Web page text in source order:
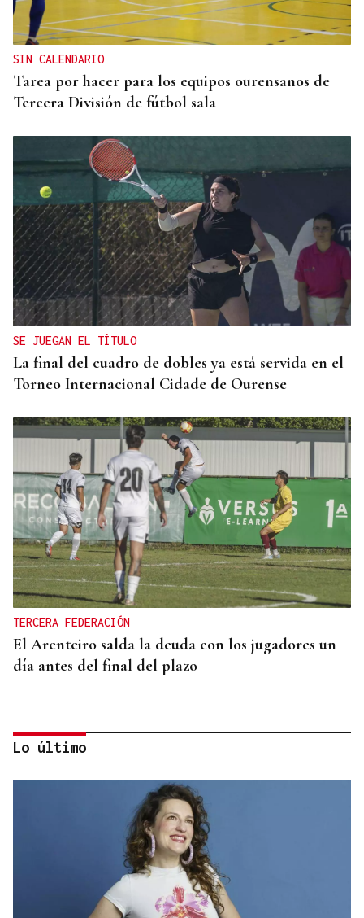
SIN CALENDARIO
Tarea por hacer para los equipos ourensanos de
Tercera División de fútbol sala
SE JUEGAN EL TÍTULO
La final del cuadro de dobles ya está servida en el
Torneo Internacional Cidade de Ourense
TERCERA FEDERACIÓN
El Arenteiro salda la deuda con los jugadores un
día antes del final del plazo
TROFEO EN ESPIÑEDO
Lo último